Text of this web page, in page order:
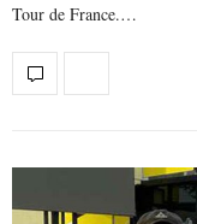
Tour de France.…